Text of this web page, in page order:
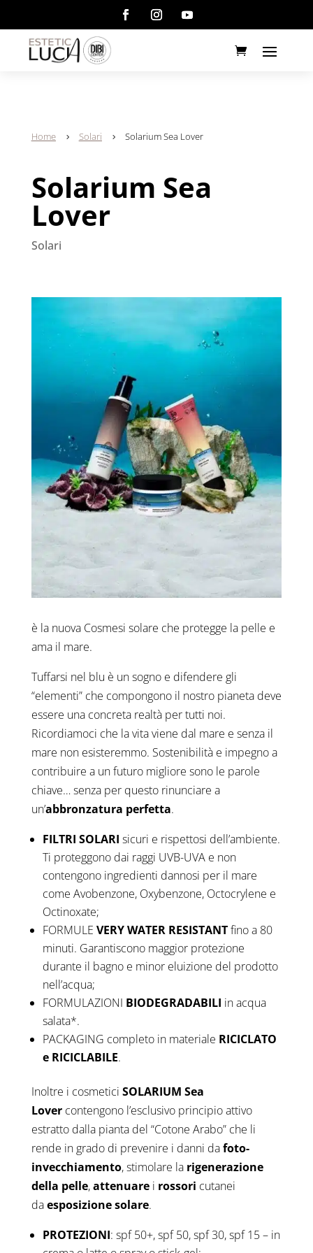
Home 5 Solari 5 Solarium Sea Lover
Solarium Sea
Lover
Solari
è la nuova Cosmesi solare che protegge la pelle e
ama il mare.
Tuffarsi nel blu è un sogno e difendere gli
“elementi” che compongono il nostro pianeta deve
essere una concreta realtà per tutti noi.
Ricordiamoci che la vita viene dal mare e senza il
mare non esisteremmo. Sostenibilità e impegno a
contribuire a un futuro migliore sono le parole
chiave… senza per questo rinunciare a
un’abbronzatura perfetta.
FILTRI SOLARI sicuri e rispettosi dell’ambiente.
Ti proteggono dai raggi UVB-UVA e non
contengono ingredienti dannosi per il mare
come Avobenzone, Oxybenzone, Octocrylene e
Octinoxate;
FORMULE VERY WATER RESISTANTfino a 80
minuti. Garantiscono maggior protezione
durante il bagno e minor eluizione del prodotto
nell’acqua;
FORMULAZIONI BIODEGRADABILI in acqua
salata*.
PACKAGING completo in materiale RICICLATO
e RICICLABILE.
Inoltre i cosmetici SOLARIUM Sea
Lovercontengono l’esclusivo principio attivo
estratto dalla pianta del “Cotone Arabo” che li
rende in grado di prevenire i danni dafoto-
invecchiamento, stimolare la rigenerazione
della pelle,attenuarei rossori cutanei
daesposizione solare.
PROTEZIONI: spf 50+, spf 50, spf 30, spf 15 – in